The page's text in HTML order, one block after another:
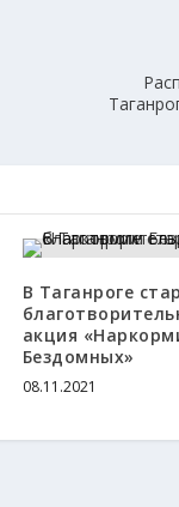
В Таганроге
акция
Бездомных»
08.11.2021